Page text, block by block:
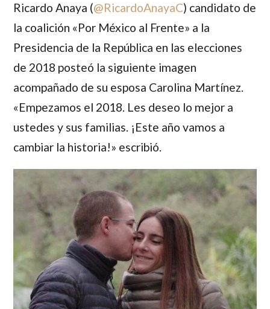
Ricardo Anaya (@RicardoAnayaC) candidato de
la coalición «Por México al Frente» a la
Presidencia de la República en las elecciones
de 2018 posteó la siguiente imagen
acompañado de su esposa Carolina Martínez.
«Empezamos el 2018. Les deseo lo mejor a
ustedes y sus familias. ¡Este año vamos a
cambiar la historia!» escribió.